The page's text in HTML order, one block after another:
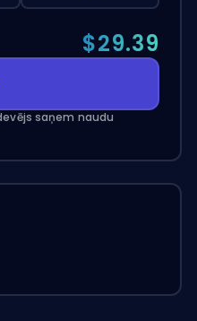
$29.39
saņem naudu